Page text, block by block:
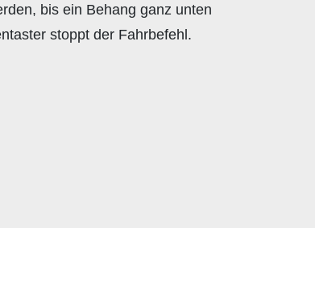
bis ein Behang ganz unten
stoppt der Fahrbefehl.